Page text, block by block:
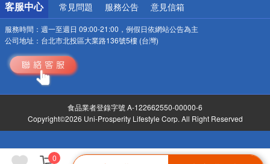
0
客服中心 常見問題 服務公告 意見信箱
服務時間： 週一至週日 09:00-21:00，例假日依網站公告為主
公司地址： 台北市北投區大業路136號5樓 (台灣)
食品業者登錄字號 A-122662550-00000-6
Copyright©2026 Uni-Prosperity Lifestyle Corp. All Right Reserved